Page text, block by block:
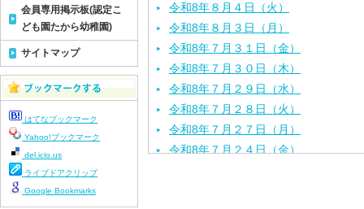
令和8年８月４日（火）
令和8年８月３日（月）
令和8年７月３１日（金）
令和8年７月３０日（木）
令和8年７月２９日（水）
令和8年７月２８日（火）
令和8年７月２７日（月）
令和8年７月２４日（金）
会員専用掲示板(認定こ
ども園たから幼稚園)
サイトマップ
はてなブックマーク
Yahoo!ブックマーク
del.icio.us
ライブドアクリップ
Google Bookmarks